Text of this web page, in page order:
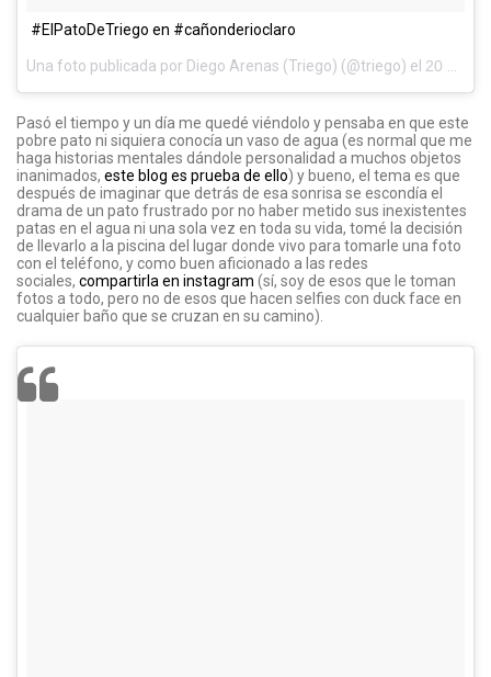
#ElPatoDeTriego en #cañonderioclaro
Una foto publicada por Diego Arenas (Triego) (@triego) el 20 de Sep de 2016 a la(s) 1:06 PDT
Pasó el tiempo y un día me quedé viéndolo y pensaba en que este
pobre pato ni siquiera conocía un vaso de agua (es normal que me
haga historias mentales dándole personalidad a muchos objetos
inanimados, este blog es prueba de ello) y bueno, el tema es que
después de imaginar que detrás de esa sonrisa se escondía el
drama de un pato frustrado por no haber metido sus inexistentes
patas en el agua ni una sola vez en toda su vida, tomé la decisión
de llevarlo a la piscina del lugar donde vivo para tomarle una foto
con el teléfono, y como buen aficionado a las redes
sociales, compartirla en instagram (sí, soy de esos que le toman
fotos a todo, pero no de esos que hacen selfies con duck face en
cualquier baño que se cruzan en su camino).